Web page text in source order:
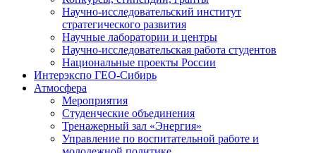
Научно-исследовательский институт
стратегического развития
Научные лаборатории и центры
Научно-исследовательская работа студентов
Национальные проекты России
Интерэкспо ГЕО-Сибирь
Атмосфера
Мероприятия
Студенческие объединения
Тренажерный зал «Энергия»
Управление по воспитательной работе и